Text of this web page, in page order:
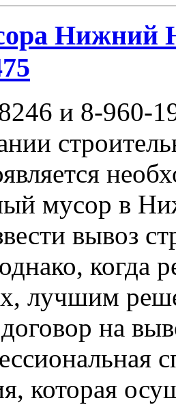
Нижний
и 8-960-
мусор в
вывоз
когда
лучшим
на
которая